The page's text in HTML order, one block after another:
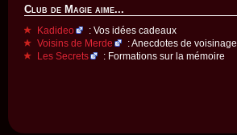
Club de Magie aime...
Kadideo
: Vos idées cadeaux
Voisins de Merde
: Anecdotes de voisinage
Les Secrets
: Formations sur la mémoire